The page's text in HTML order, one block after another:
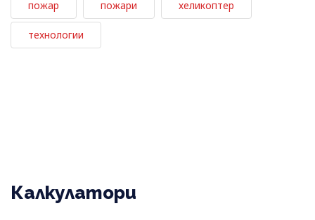
пожар пожари хеликоптер
технологии
Калкулатори